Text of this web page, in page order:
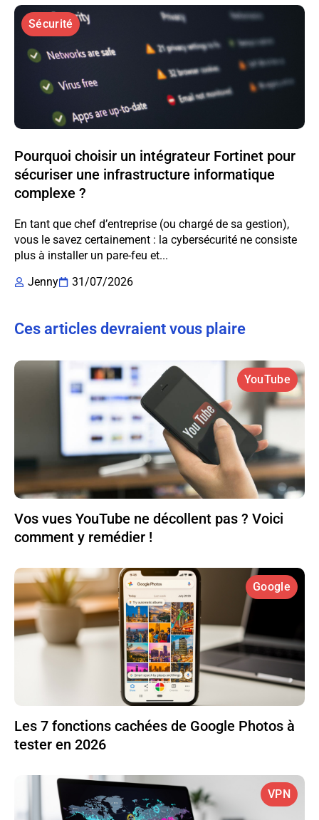
Sécurité
Pourquoi choisir un intégrateur Fortinet pour
sécuriser une infrastructure informatique
complexe ?
En tant que chef d’entreprise (ou chargé de sa gestion),
vous le savez certainement : la cybersécurité ne consiste
plus à installer un pare-feu et...
Jenny
31/07/2026
Ces articles devraient vous plaire
YouTube
Vos vues YouTube ne décollent pas ? Voici
comment y remédier !
Google
Les 7 fonctions cachées de Google Photos à
tester en 2026
VPN